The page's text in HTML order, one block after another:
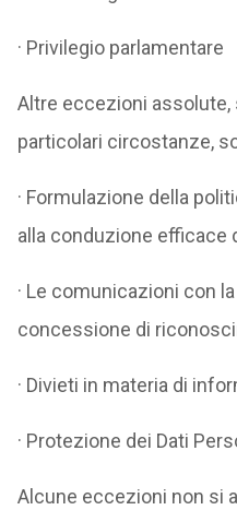
· Privilegio parlamentare
Altre eccezioni assolute,
particolari circostanze,
· Formulazione della
alla conduzione efficace
· Le comunicazioni con
concessione di
· Divieti in materia di
· Protezione dei Dati
Alcune eccezioni non si